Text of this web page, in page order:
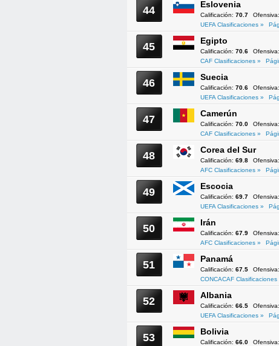
44 Eslovenia
Calificación: 70.7 Ofensiva:
UEFA Clasificaciones »
45 Egipto
Calificación: 70.6 Ofensiva:
CAF Clasificaciones »
46 Suecia
Calificación: 70.6 Ofensiva:
UEFA Clasificaciones »
47 Camerún
Calificación: 70.0 Ofensiva:
CAF Clasificaciones »
48 Corea del Sur
Calificación: 69.8 Ofensiva:
AFC Clasificaciones »
49 Escocia
Calificación: 69.7 Ofensiva:
UEFA Clasificaciones »
50 Irán
Calificación: 67.9 Ofensiva:
AFC Clasificaciones »
51 Panamá
Calificación: 67.5 Ofensiva:
CONCACAF Clasificaciones
52 Albania
Calificación: 66.5 Ofensiva:
UEFA Clasificaciones »
53 Bolivia
Calificación: 66.0 Ofensiva: